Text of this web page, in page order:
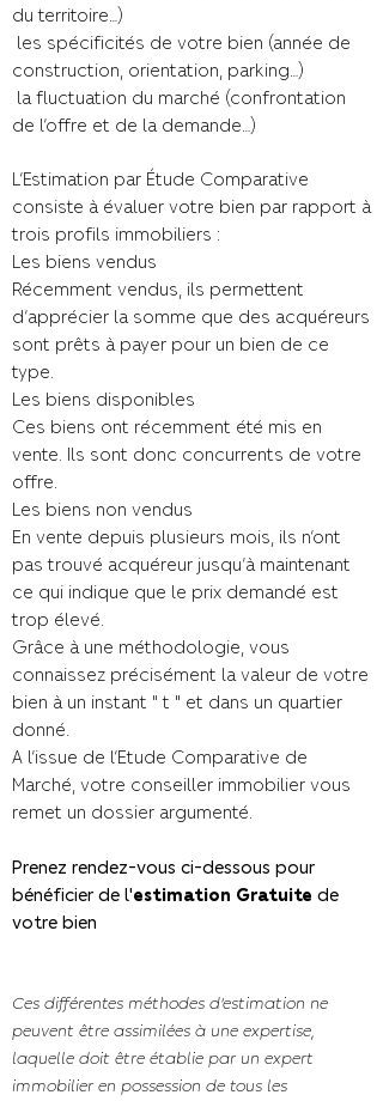
du territoire…)
les spécificités de votre bien (année de
construction, orientation, parking…)
la fluctuation du marché (confrontation
de l’offre et de la demande…)
L’Estimation par Étude Comparative
consiste à évaluer votre bien par rapport à
trois profils immobiliers :
Les biens vendus
Récemment vendus, ils permettent
d’apprécier la somme que des acquéreurs
sont prêts à payer pour un bien de ce
type.
Les biens disponibles
Ces biens ont récemment été mis en
vente. Ils sont donc concurrents de votre
offre.
Les biens non vendus
En vente depuis plusieurs mois, ils n’ont
pas trouvé acquéreur jusqu’à maintenant
ce qui indique que le prix demandé est
trop élevé.
Grâce à une méthodologie, vous
connaissez précisément la valeur de votre
bien à un instant " t " et dans un quartier
donné.
A l’issue de l’Etude Comparative de
Marché, votre conseiller immobilier vous
remet un dossier argumenté.
Prenez rendez-vous ci-dessous pour
bénéficier de l'estimation Gratuite de
votre bien
Ces différentes méthodes d’estimation ne
peuvent être assimilées à une expertise,
laquelle doit être établie par un expert
immobilier en possession de tous les